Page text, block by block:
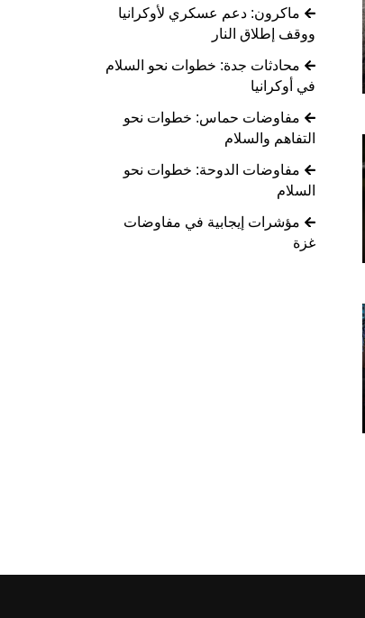
ماكرون: دعم عسكري لأوكرانيا
ووقف إطلاق النار
محادثات جدة: خطوات نحو السلام
في أوكرانيا
مفاوضات حماس: خطوات نحو
التفاهم والسلام
مفاوضات الدوحة: خطوات نحو
السلام
مؤشرات إيجابية في مفاوضات
غزة